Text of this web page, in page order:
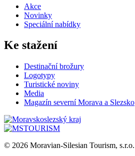
Akce
Novinky
Speciální nabídky
Ke stažení
Destinační brožury
Logotypy
Turistické noviny
Media
Magazín severní Morava a Slezsko
© 2026 Moravian-Silesian Tourism, s.r.o.